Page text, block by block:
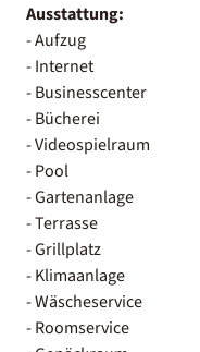
Ausstattung:
- Aufzug
- Internet
- Businesscenter
- Bücherei
- Videospielraum
- Pool
- Gartenanlage
- Terrasse
- Grillplatz
- Klimaanlage
- Wäscheservice
- Roomservice